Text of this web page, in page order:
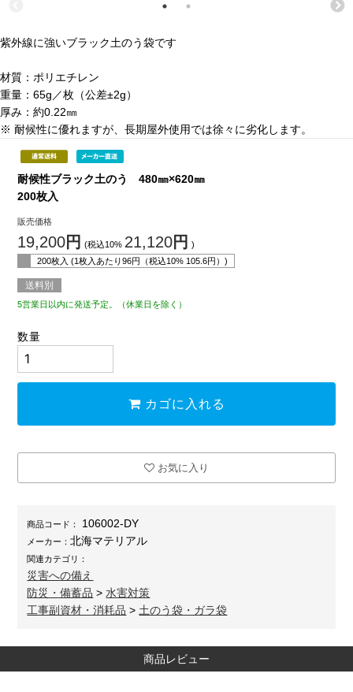
紫外線に強いブラック土のう袋です
材質：ポリエチレン
重量：65g／枚（公差±2g）
厚み：約0.22㎜
※ 耐候性に優れますが、長期屋外使用では徐々に劣化します。
耐候性ブラック土のう 480㎜×620㎜
200枚入
販売価格
19,200円 (税込10% 21,120円
)
200枚入 (1枚入あたり96円（税込10% 105.6円）)
送料別
5営業日以内に発送予定。（休業日を除く）
数量
カゴに入れる
お気に入り
商品コード： 106002-DY
メーカー：北海マテリアル
関連カテゴリ：
災害への備え
防災・備蓄品 >水害対策
工事副資材・消耗品 >土のう袋・ガラ袋
商品レビュー